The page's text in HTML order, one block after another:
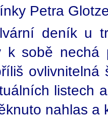
Petra
deník u
k sobě nechá
ovlivnitelná
listech
nahlas a